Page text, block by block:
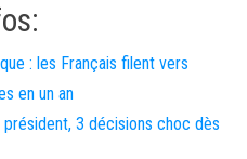
: les Français filent vers
en un an
3 décisions choc dès